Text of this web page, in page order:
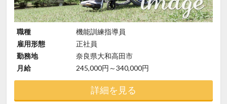
職種
機能訓練指導員
雇用形態
正社員
勤務地
奈良県大和高田市
月給
245,000円～340,000円
詳細を見る